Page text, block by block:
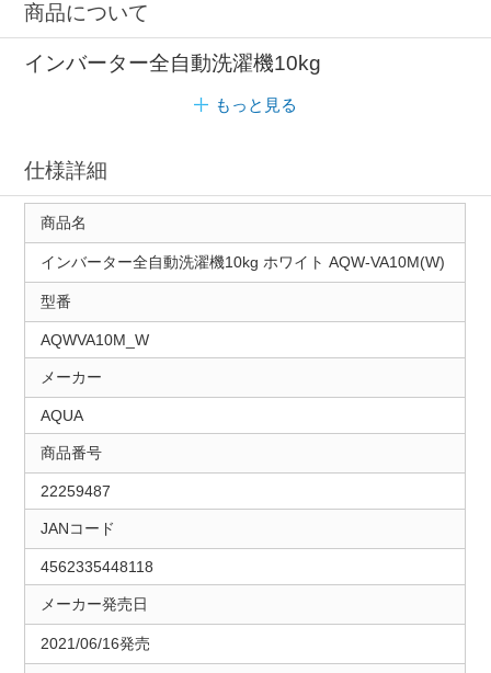
商品について
インバーター全自動洗濯機10kg
もっと見る
仕様詳細
商品名
インバーター全自動洗濯機10kg ホワイト AQW-VA10M(W)
型番
AQWVA10M_W
メーカー
AQUA
商品番号
22259487
JANコード
4562335448118
メーカー発売日
2021/06/16発売